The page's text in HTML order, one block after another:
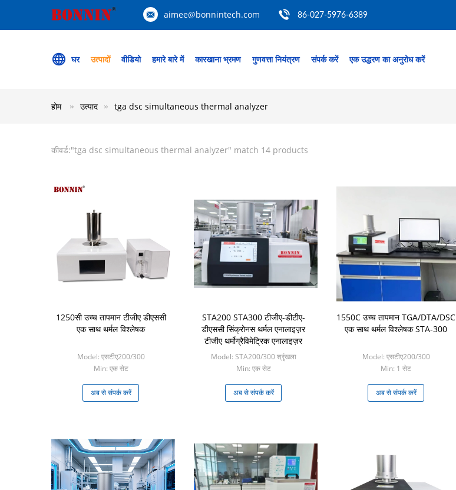
aimee@bonnintech.com 86-027-5976-6389
घर उत्पादों वीडियो हमारे बारे में कारखाना भ्रमण गुणवत्ता नियंत्रण संपर्क करें एक उद्धरण का अनुरोध करें
होम उत्पाद tga dsc simultaneous thermal analyzer
कीवर्ड:"tga dsc simultaneous thermal analyzer" match 14 products
1250सी उच्च तापमान टीजीए डीएससी
एक साथ थर्मल विश्लेषक
Model: एसटीए200/300
Min: एक सेट
अब से संपर्क करें
STA200 STA300 टीजीए-डीटीए-
डीएससी सिंक्रोनस थर्मल एनालाइज़र
टीजीए थर्मोग्रैविमेट्रिक एनालाइज़र
Model: STA200/300 श्रृंखला
Min: एक सेट
अब से संपर्क करें
1550C उच्च तापमान TGA/DTA/DSC
एक साथ थर्मल विश्लेषक STA-300
Model: एसटीए200/300
Min: 1 सेट
अब से संपर्क करें